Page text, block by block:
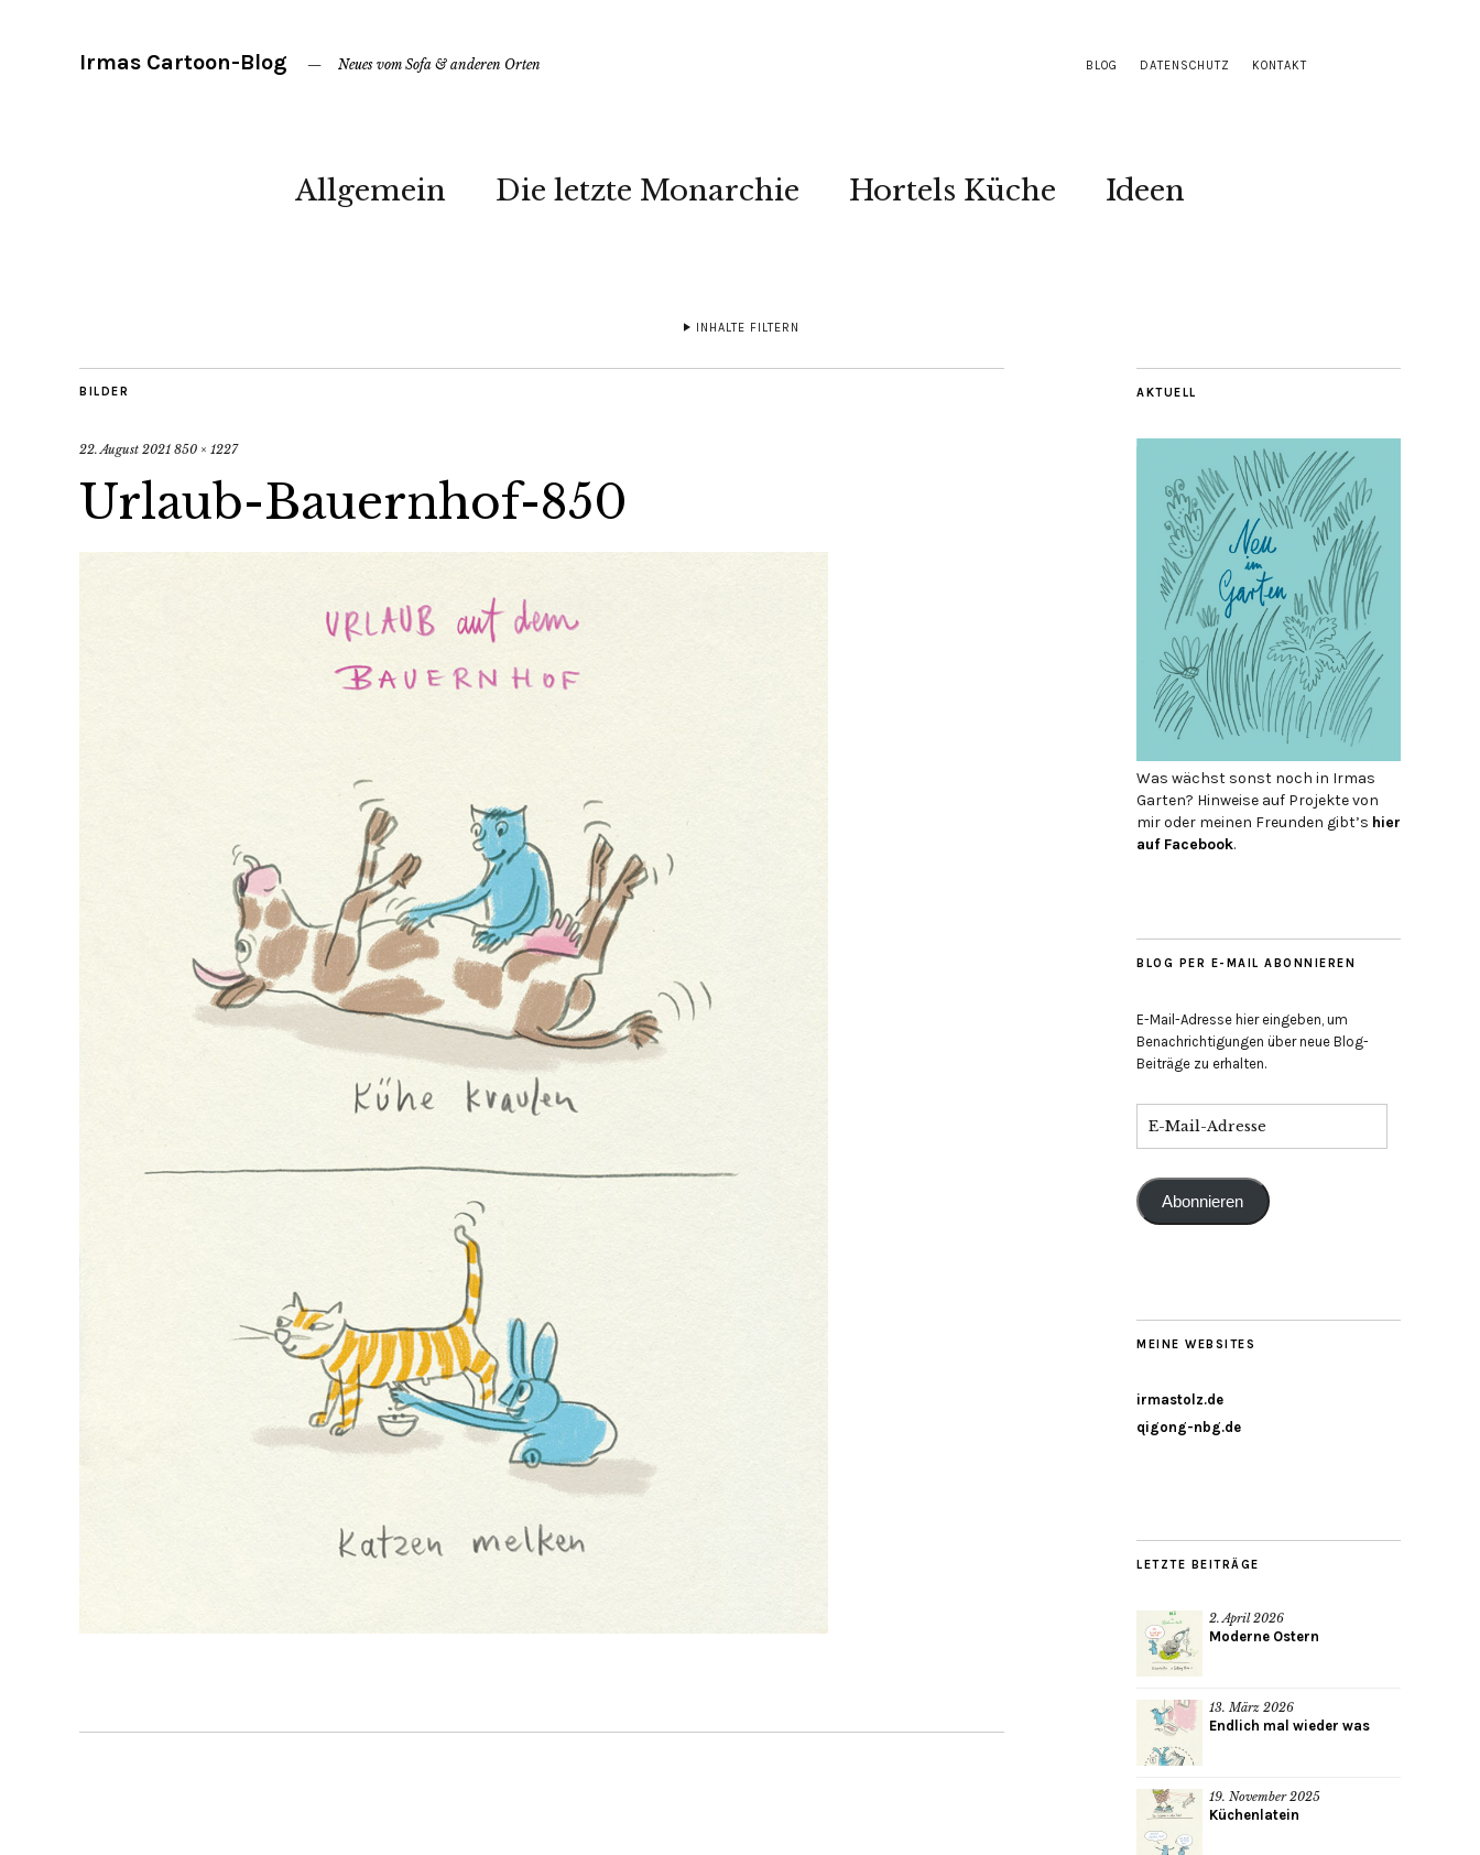
BLOG DATENSCHUTZ KONTAKT
Irmas Cartoon-Blog Neues vom Sofa & anderen Orten
Allgemein Die letzte Monarchie Hortels Küche Ideen
INHALTE FILTERN
BILDER
22. August 2021 850 × 1227
Urlaub-Bauernhof-850
AKTUELL
Was wächst sonst noch in Irmas
Garten? Hinweise auf Projekte von
mir oder meinen Freunden gibt’s hier
auf Face­book.
BLOG PER E-MAIL ABONNIEREN
E-Mail-Adresse hier eingeben, um
Benachrichtigungen über neue Blog-
Beiträge zu erhalten.
Abonnieren
MEINE WEBSITES
irmastolz.de
qigong-nbg.de
LETZTE BEITRÄGE
2. April 2026
Moderne Ostern
13. März 2026
Endlich mal wieder was
19. November 2025
Küchenlatein